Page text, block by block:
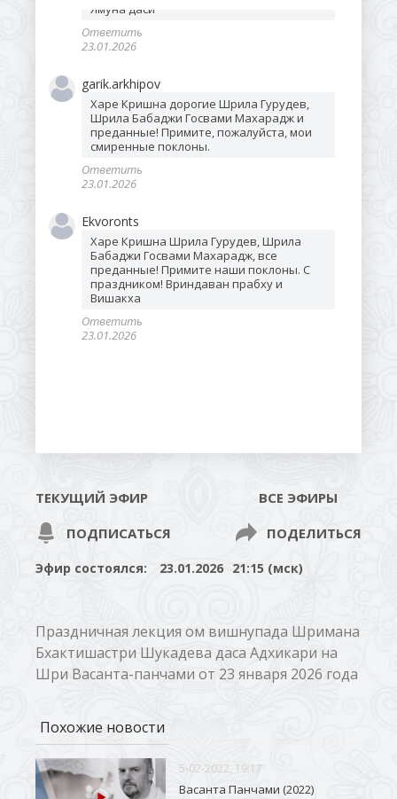
Ямуна даси
Ответить
23.01.2026
garik.arkhipov
Харе Кришна дорогие Шрила Гурудев,
Шрила Бабаджи Госвами Махарадж и
преданные! Примите, пожалуйста, мои
смиренные поклоны.
Ответить
23.01.2026
Ekvoronts
Харе Кришна Шрила Гурудев, Шрила
Бабаджи Госвами Махарадж, все
преданные! Примите наши поклоны. С
праздником! Вриндаван прабху и
Вишакха
Ответить
23.01.2026
ТЕКУЩИЙ ЭФИР
ВСЕ ЭФИРЫ
ПОДПИСАТЬСЯ
ПОДЕЛИТЬСЯ
Эфир состоялся: 23.01.2026 21:15 (мск)
Праздничная лекция ом вишнупада Шримана
Бхактишастри Шукадева даса Адхикари на
Шри Васанта-панчами от 23 января 2026 года
Похожие новости
5-02-2022, 19:17
Васанта Панчами (2022)